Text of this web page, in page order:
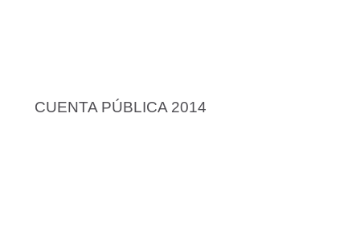
CUENTA PÚBLICA 2014